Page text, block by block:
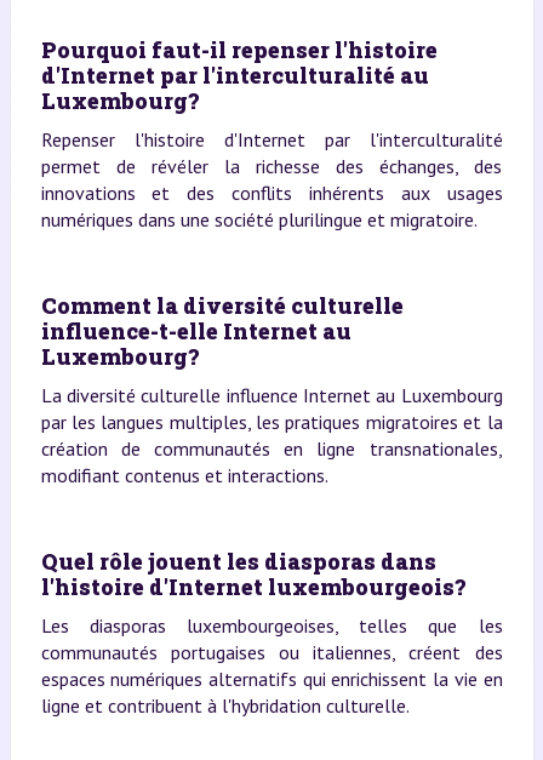
Pourquoi faut-il repenser l'histoire
d'Internet par l'interculturalité au
Luxembourg?
Repenser l'histoire d'Internet par l'interculturalité
permet de révéler la richesse des échanges, des
innovations et des conflits inhérents aux usages
numériques dans une société plurilingue et migratoire.
Comment la diversité culturelle
influence-t-elle Internet au
Luxembourg?
La diversité culturelle influence Internet au Luxembourg
par les langues multiples, les pratiques migratoires et la
création de communautés en ligne transnationales,
modifiant contenus et interactions.
Quel rôle jouent les diasporas dans
l'histoire d'Internet luxembourgeois?
Les diasporas luxembourgeoises, telles que les
communautés portugaises ou italiennes, créent des
espaces numériques alternatifs qui enrichissent la vie en
ligne et contribuent à l'hybridation culturelle.